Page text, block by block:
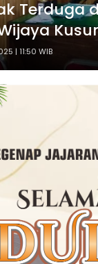
Terduga
| 11:50 WIB